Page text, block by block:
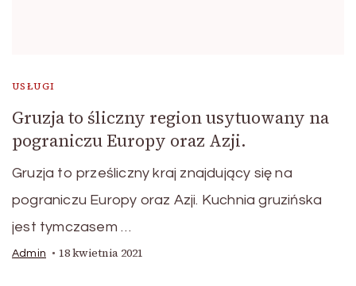
USŁUGI
Gruzja to śliczny region usytuowany na
pograniczu Europy oraz Azji.
Gruzja to prześliczny kraj znajdujący się na
pograniczu Europy oraz Azji. Kuchnia gruzińska
jest tymczasem …
Admin 18 kwietnia 2021